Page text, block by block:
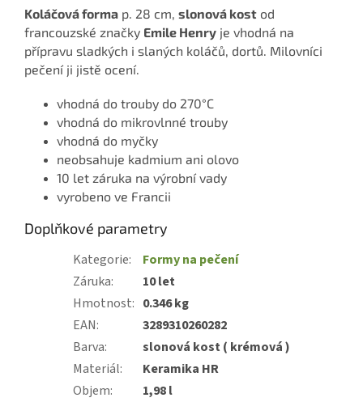
Koláčová forma p. 28 cm, slonová kost od
francouzské značky Emile Henry je vhodná na
přípravu sladkých i slaných koláčů, dortů. Milovníci
pečení ji jistě ocení.
vhodná do trouby do 270°C
vhodná do mikrovlnné trouby
vhodná do myčky
neobsahuje kadmium ani olovo
10 let záruka na výrobní vady
vyrobeno ve Francii
Doplňkové parametry
Kategorie:
Formy na pečení
Záruka:
10 let
Hmotnost: 0.346 kg
EAN:
3289310260282
Barva:
slonová kost ( krémová )
Materiál:
Keramika HR
Objem: 1,98 l